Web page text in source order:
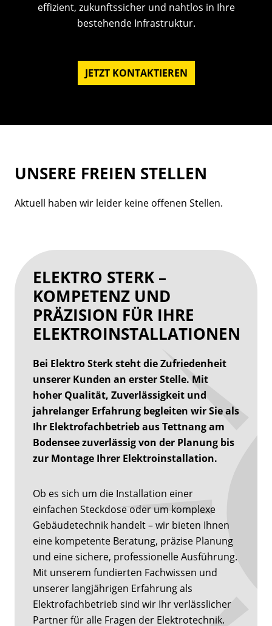
effizient, zukunftssicher und nahtlos in Ihre
bestehende Infrastruktur.
JETZT KONTAKTIEREN
UNSERE FREIEN STELLEN
Aktuell haben wir leider keine offenen Stellen.
ELEKTRO STERK –
KOMPETENZ UND
PRÄZISION FÜR IHRE
ELEKTROINSTALLATIONEN
Bei Elektro Sterk steht die Zufriedenheit
unserer Kunden an erster Stelle. Mit
hoher Qualität, Zuverlässigkeit und
jahrelanger Erfahrung begleiten wir Sie als
Ihr Elektrofachbetrieb aus Tettnang am
Bodensee zuverlässig von der Planung bis
zur Montage Ihrer Elektroinstallation.
Ob es sich um die Installation einer
einfachen Steckdose oder um komplexe
Gebäudetechnik handelt – wir bieten Ihnen
eine kompetente Beratung, präzise Planung
und eine sichere, professionelle Ausführung.
Mit unserem fundierten Fachwissen und
unserer langjährigen Erfahrung als
Elektrofachbetrieb sind wir Ihr verlässlicher
Partner für alle Fragen der Elektrotechnik.